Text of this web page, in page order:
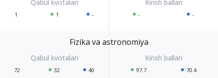
1 1 - - -
Fizika va astronomiya
72 32 40 97.7 70.4